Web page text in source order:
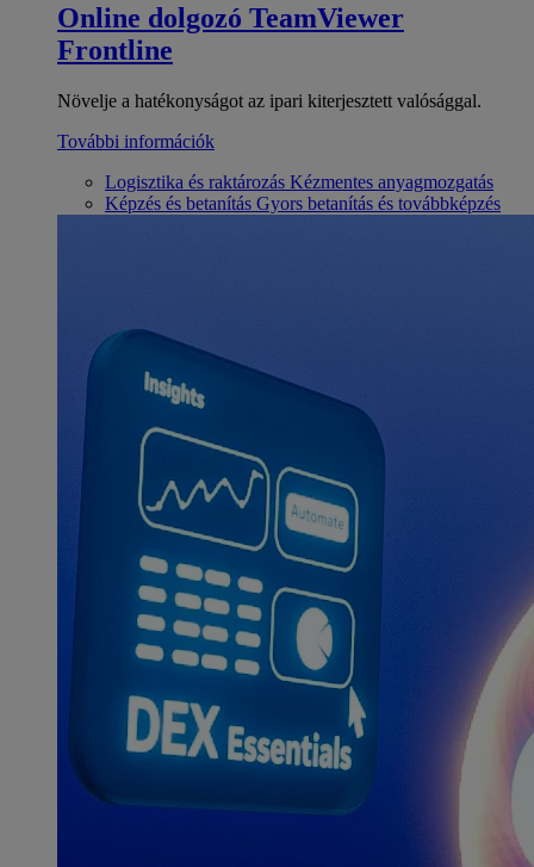
Online dolgozó TeamViewer
Frontline
Növelje a hatékonyságot az ipari kiterjesztett valósággal.
További információk
Logisztika és raktározás Kézmentes anyagmozgatás
Képzés és betanítás Gyors betanítás és továbbképzés